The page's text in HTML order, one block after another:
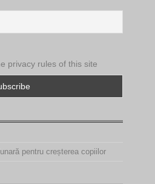
privacy rules of this site
pentru creșterea copiilor